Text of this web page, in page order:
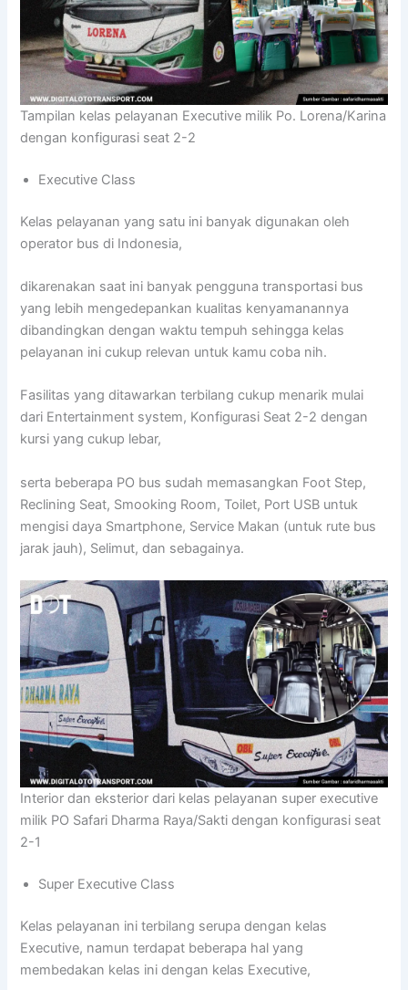
Tampilan kelas pelayanan Executive milik Po. Lorena/Karina
dengan konfigurasi seat 2-2
Executive Class
Kelas pelayanan yang satu ini banyak digunakan oleh
operator bus di Indonesia,
dikarenakan saat ini banyak pengguna transportasi bus
yang lebih mengedepankan kualitas kenyamanannya
dibandingkan dengan waktu tempuh sehingga kelas
pelayanan ini cukup relevan untuk kamu coba nih.
Fasilitas yang ditawarkan terbilang cukup menarik mulai
dari Entertainment system, Konfigurasi Seat 2-2 dengan
kursi yang cukup lebar,
serta beberapa PO bus sudah memasangkan Foot Step,
Reclining Seat, Smooking Room, Toilet, Port USB untuk
mengisi daya Smartphone, Service Makan (untuk rute bus
jarak jauh), Selimut, dan sebagainya.
Interior dan eksterior dari kelas pelayanan super executive
milik PO Safari Dharma Raya/Sakti dengan konfigurasi seat
2-1
Super Executive Class
Kelas pelayanan ini terbilang serupa dengan kelas
Executive, namun terdapat beberapa hal yang
membedakan kelas ini dengan kelas Executive,